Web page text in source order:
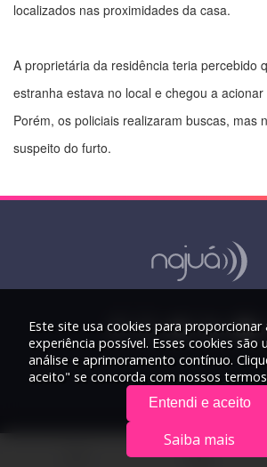
localizados nas proximidades da casa.
A proprietária da residência teria percebido
estranha estava no local e chegou a acionar
Porém, os policiais realizaram buscas, mas
suspeito do furto.
© 2026 Rádio Najuá - Todos os
Este site usa cookies para proporcionar
experiência possível. Esses cookies são
análise e aprimoramento contínuo.
aceito" se concorda com nossos
Entendi e aceito
Saiba mais